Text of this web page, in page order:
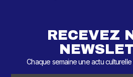
RECEVEZ
Chaque semaine une actu